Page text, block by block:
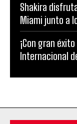
Shakira
Miami junto a
¡Con gran
Internacional